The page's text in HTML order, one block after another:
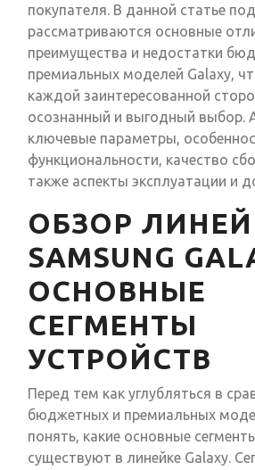
покупателя. В данной статье
рассматриваются основные
преимущества и недостатки
премиальных моделей Galaxy,
каждой заинтересованной
осознанный и выгодный выбор.
ключевые параметры,
функциональности, качество
также аспекты эксплуатации и
ОБЗОР
SAMSUNG
ОСНОВНЫЕ
СЕГМЕНТЫ
УСТРОЙСТВ
Перед тем как углубляться в
бюджетных и премиальных
понять, какие основные
существуют в линейке Galaxy.